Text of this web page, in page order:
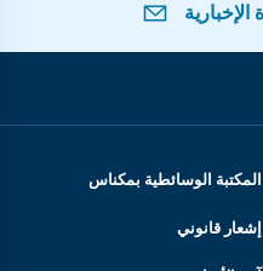
المكتبة الوسائطية بمكناس
إشعار قانوني